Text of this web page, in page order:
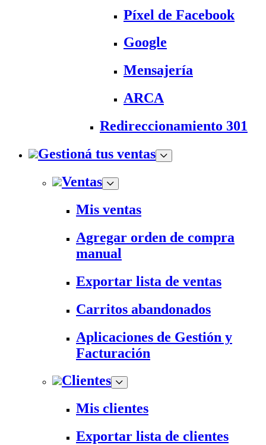
Píxel de Facebook
Google
Mensajería
ARCA
Redireccionamiento 301
Gestioná tus ventas
Ventas
Mis ventas
Agregar orden de compra
manual
Exportar lista de ventas
Carritos abandonados
Aplicaciones de Gestión y
Facturación
Clientes
Mis clientes
Exportar lista de clientes